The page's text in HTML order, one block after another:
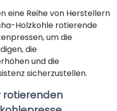
eine Reihe von Herstellern
Holzkohle rotierende
um die
die
und die
sicherzustellen.
rotierenden